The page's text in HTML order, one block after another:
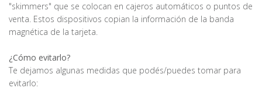
"skimmers" que se colocan en cajeros automáticos o puntos de
venta. Estos dispositivos copian la información de la banda
magnética de la tarjeta.
¿Cómo evitarlo?
Te dejamos algunas medidas que podés/puedes tomar para
evitarlo: